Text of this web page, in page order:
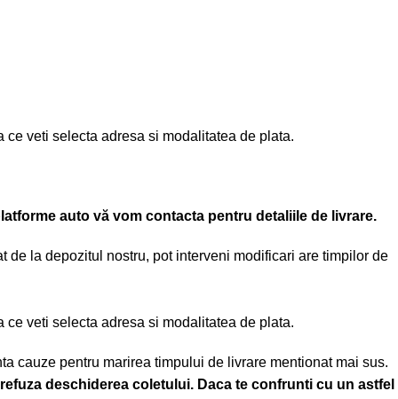
veti selecta adresa si modalitatea de plata.
auto vă vom contacta pentru detaliile de livrare.
la depozitul nostru, pot interveni modificari are timpilor de
veti selecta adresa si modalitatea de plata.
cauze pentru marirea timpului de livrare mentionat mai sus.
deschiderea coletului. Daca te confrunti cu un astfel